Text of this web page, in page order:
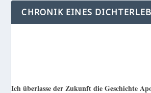
CHRONIK EINES
Ich überlasse der Zukunft die Geschichte